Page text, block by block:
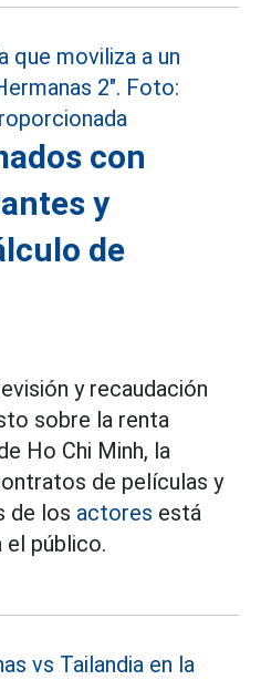
con
y
de
y recaudación
sobre la renta
Ho Chi Minh, la
de películas y
de los actores está
el público.